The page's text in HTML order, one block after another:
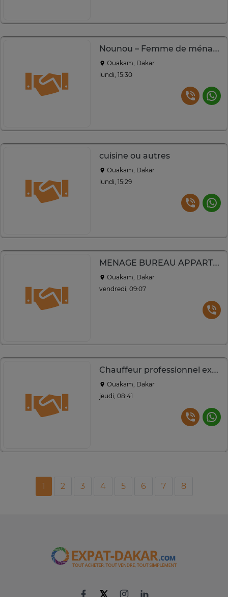
Nounou – Femme de ménage sérieuse | Remplacement garanti
Ouakam, Dakar
lundi, 15:30
cuisine ou autres
Ouakam, Dakar
lundi, 15:29
MENAGE BUREAU APPARTEMENT OU ENTREPRISE
Ouakam, Dakar
vendredi, 09:07
Chauffeur professionnel expérimenté – Dakar
Ouakam, Dakar
jeudi, 08:41
1 2 3 4 5 6 7 8